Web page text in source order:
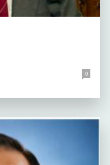
0